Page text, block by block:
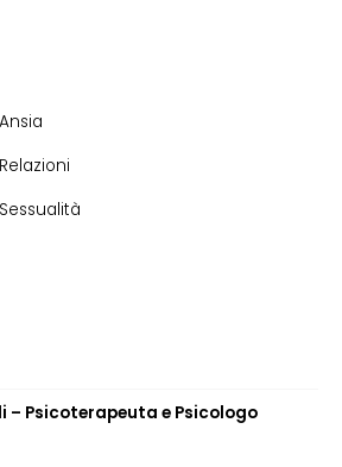
– Psicoterapeuta e Psicologo